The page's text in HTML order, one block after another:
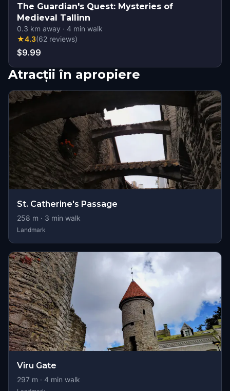
The Guardian's Quest: Mysteries of
Medieval Tallinn
0.3 km away · 4 min walk
★4.3(62 reviews)
$9.99
Atracții în apropiere
St. Catherine's Passage
258 m · 3 min walk
Landmark
Viru Gate
297 m · 4 min walk